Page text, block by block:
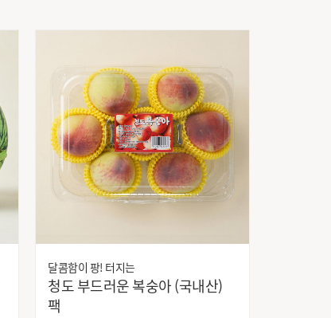
켈로그
크라운
포크밸리
풀무원다논
하리보
한국인삼공사
한성기업(주)부산영업소
달콤함이 팡! 터지는
청도 부드러운 복숭아 (국내산)
팩